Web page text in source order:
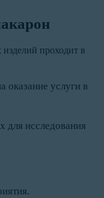
проходит в
оказание услуги в
для исследования